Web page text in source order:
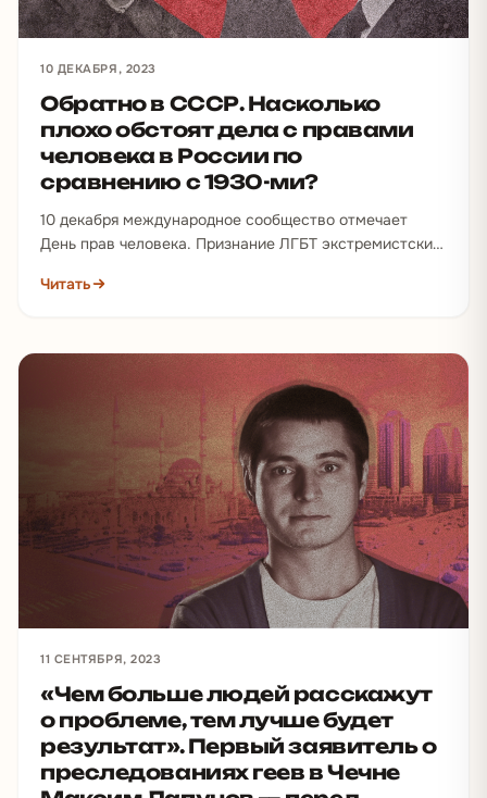
10 ДЕКАБРЯ, 2023
Обратно в СССР. Насколько
плохо обстоят дела с правами
человека в России по
сравнению с 1930-ми?
10 декабря международное сообщество отмечает
День прав человека. Признание ЛГБТ экстремистским
о том, что страна…
Читать
11 СЕНТЯБРЯ, 2023
«Чем больше людей расскажут
о проблеме, тем лучше будет
результат». Первый заявитель о
преследованиях геев в Чечне